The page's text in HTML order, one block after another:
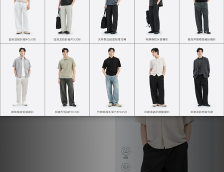
NT$730
超級重磅TEE
NT$748
NT$850
涼感空氣短褲
NT$920